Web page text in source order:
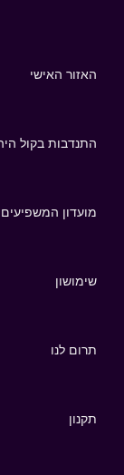
האזור האישי
התנדבות בקול
מועדון המשפיעים
שימושון
תרום לנו
תקנון